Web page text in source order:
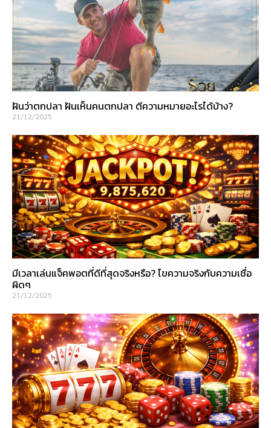
ฝันว่าตกปลา ฝันเห็นคนตกปลา ตีความหมายอะไรได้บ้าง?
21/12/2025
มีเวลาเล่นแจ็คพอตที่ดีที่สุดจริงหรือ? ไขความจริงกับความเชื่อ
ผิดๆ
21/12/2025